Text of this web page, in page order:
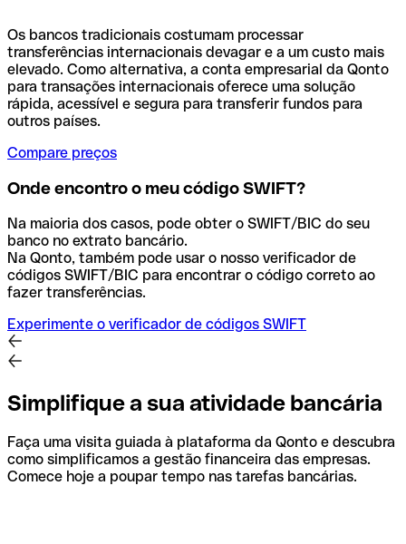
Os bancos tradicionais costumam processar
transferências internacionais devagar e a um custo mais
elevado. Como alternativa, a conta empresarial da Qonto
para transações internacionais oferece uma solução
rápida, acessível e segura para transferir fundos para
outros países.
Compare preços
Onde encontro o meu código SWIFT?
Na maioria dos casos, pode obter o SWIFT/BIC do seu
banco no extrato bancário.
Na Qonto, também pode usar o nosso verificador de
códigos SWIFT/BIC para encontrar o código correto ao
fazer transferências.
Experimente o verificador de códigos SWIFT
Simplifique a sua atividade bancária
Faça uma visita guiada à plataforma da Qonto e descubra
como simplificamos a gestão financeira das empresas.
Comece hoje a poupar tempo nas tarefas bancárias.